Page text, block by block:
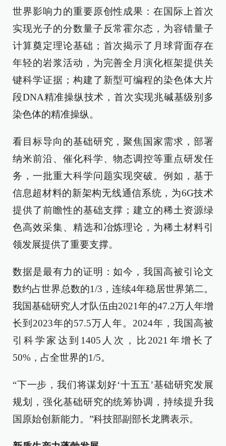
世界影响力的重要原创性成果：在国际上首次
实现光子的分数量子反常霍尔态，为容错量子
计算奠定理论基础；首次揭示了月球背面存在
年轻的岩浆活动，为完善全月演化框架提供关
键科学证据；构建了新型可编程的染色体大片
段DNA精准操纵技术，首次实现兆碱基级别多
染色体的精准操纵。
看目标导向的基础研究，聚焦国家需求，部署
纳米前沿、催化科学、物态调控等重点研发任
务，一批重大科学问题实现突破。例如，基于
信息超材料的新架构无线通信系统，为6G技术
提供了前瞻性的基础支撑；建立的稀土资源绿
色高效采集、精选和冶炼理论，为稀土材料引
领发展提供了重要支撑。
数据是最有力的证明：如今，我国高被引论文
数约占世界总数的1/3，连续4年稳居世界第二。
我国基础研究人才队伍由2021年的47.2万人年增
长到2023年的57.5万人年。2024年，我国高被
引科学家达到1405人次，比2021年增长了
50%，占全世界的1/5。
“下一步，我们将谋划好‘十五五’基础研究发展
规划，强化基础研究的统筹协调，持续提升我
国原始创新能力。”科技部副部长龙腾表示。